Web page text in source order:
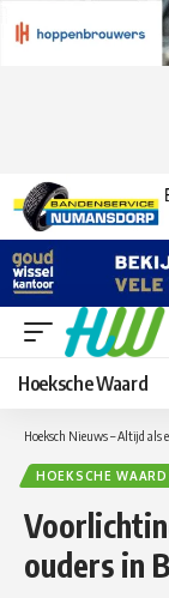
Hoeksche Waard
Hoeksch Nieuws – Altijd als
HOEKSCHE WAARD
ouders in